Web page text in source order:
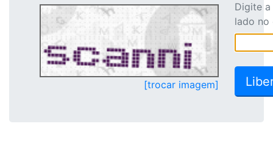
[trocar imagem]
Digite
lado no